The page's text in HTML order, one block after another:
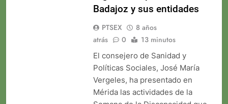
Badajoz y sus entidades
PTSEX
8 años
atrás
0 13 minutos
El consejero de Sanidad y
Políticas Sociales, José María
Vergeles, ha presentado en
Mérida las actividades de la